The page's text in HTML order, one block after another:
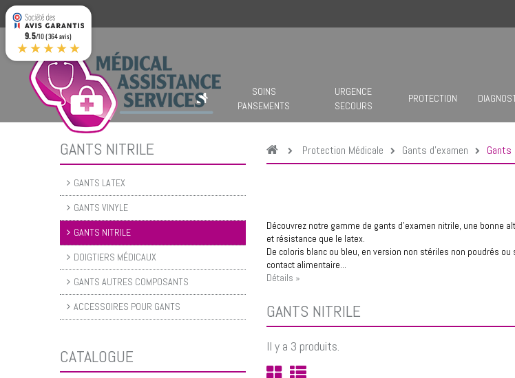
SOINS
PANSEMENTS
URGENCE
SECOURS
PROTECTION
GANTS NITRILE
GANTS LATEX
GANTS VINYLE
GANTS NITRILE
DOIGTIERS MÉDICAUX
GANTS AUTRES COMPOSANTS
ACCESSOIRES POUR GANTS
CATALOGUE
Protection Médicale Gants d'examen Gants
Découvrez notre gamme de gants d'examen nitrile, une bonne
et résistance que le latex.
De coloris blanc ou bleu, en version non stériles non poudrés ou
contact alimentaire...
Détails »
GANTS NITRILE
Il y a 3 produits.
9.5/10 (364 avis)
★★★★★